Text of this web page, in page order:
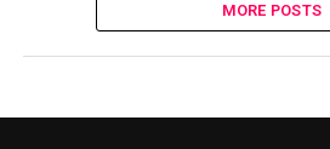
MORE POSTS